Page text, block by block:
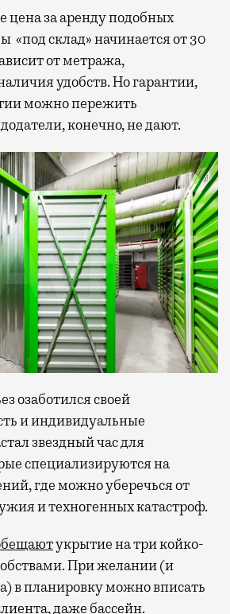
цена за аренду подобных
склад» начинается от 30
от метража,
удобств. Но гарантии,
можно пережить
конечно, не дают.
озаботился своей
и индивидуальные
звездный час для
специализируются на
где можно уберечься от
и техногенных катастроф.
укрытие на три койко-
При желании (и
в планировку можно вписать
даже бассейн.